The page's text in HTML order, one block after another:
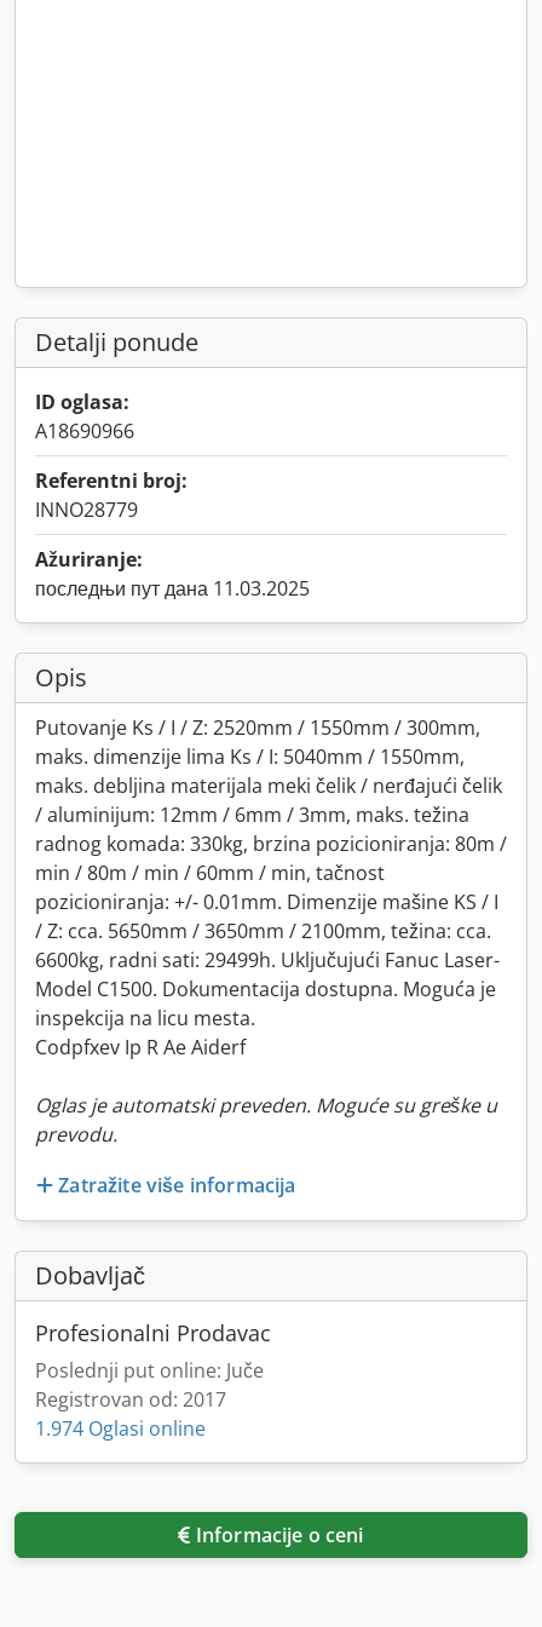
Detalji ponude
ID oglasa:
A18690966
Referentni broj:
INNO28779
Ažuriranje:
последњи пут дана 11.03.2025
Opis
Putovanje Ks / I / Z: 2520mm / 1550mm / 300mm,
maks. dimenzije lima Ks / I: 5040mm / 1550mm,
maks. debljina materijala meki čelik / nerđajući čelik
/ aluminijum: 12mm / 6mm / 3mm, maks. težina
radnog komada: 330kg, brzina pozicioniranja: 80m /
min / 80m / min / 60mm / min, tačnost
pozicioniranja: +/- 0.01mm. Dimenzije mašine KS / I
/ Z: cca. 5650mm / 3650mm / 2100mm, težina: cca.
6600kg, radni sati: 29499h. Uključujući Fanuc Laser-
Model C1500. Dokumentacija dostupna. Moguća je
inspekcija na licu mesta.
Codpfxev Ip R Ae Aiderf
Oglas je automatski preveden. Moguće su greške u
prevodu.
Zatražite više informacija
Dobavljač
Profesionalni Prodavac
Poslednji put online: Juče
Registrovan od: 2017
1.974 Oglasi online
Informacije o ceni